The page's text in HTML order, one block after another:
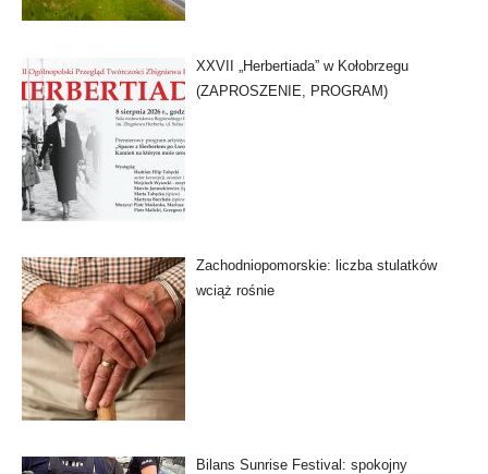
XXVII „Herbertiada” w Kołobrzegu
(ZAPROSZENIE, PROGRAM)
Zachodniopomorskie: liczba stulatków
wciąż rośnie
Bilans Sunrise Festival: spokojny